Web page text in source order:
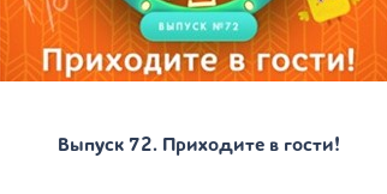
Выпуск 72. Приходите в гости!